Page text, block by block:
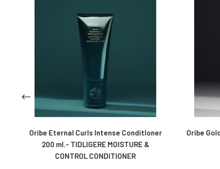
Oribe Eternal Curls Intense ConditIoner
200 ml.- TIDLIGERE MOISTURE &
CONTROL CONDITIONER
Oribe Gold